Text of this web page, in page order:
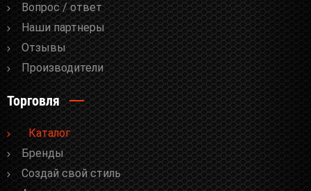
Вопрос / ответ
Наши партнеры
Отзывы
Производители
Торговля
Каталог
Бренды
Cоздай свой стиль